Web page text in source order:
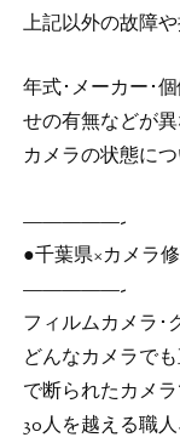
上記以外の故障
年式･メーカー･
せの有無などが
カメラの状態に
—————-
●千葉県×カメラ
—————-
フィルムカメラ･
どんなカメラで
で断られたカメ
30人を越える職